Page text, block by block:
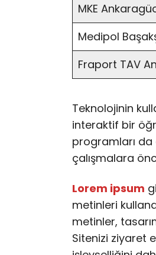
MKE
Medipol
Fraport TAV
Teknolojinin
interaktif bir
programları
çalışmalara
Lorem ipsum
metinleri
metinler,
Sitenizi ziyaret